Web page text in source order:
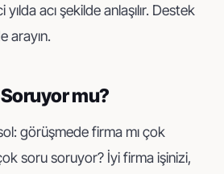
acı şekilde anlaşılır. Destek
arayın.
mu?
görüşmede firma mı çok
soru soruyor? İyi firma işinizi,